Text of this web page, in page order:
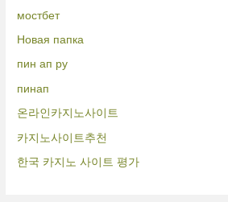
мостбет
Новая папка
пин ап ру
пинап
온라인카지노사이트
카지노사이트추천
한국 카지노 사이트 평가